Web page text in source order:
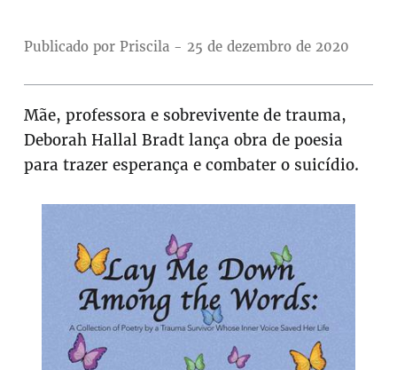
Publicado por Priscila - 25 de dezembro de 2020
Mãe, professora e sobrevivente de trauma,
Deborah Hallal Bradt lança obra de poesia
para trazer esperança e combater o suicídio.